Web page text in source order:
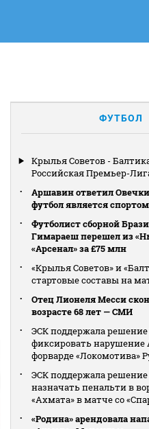
ФУТБОЛ
Крылья Советов -
Российская Премьер-
Аршавин ответил
футбол является
Футболист сборной
Гимараеш перешел из
«Арсенал» за £75 млн
«Крылья Советов» и
стартовые составы на
Отец Лионеля Месси
возрасте 68 лет — СМИ
ЭСК поддержала решение
фиксировать нарушение
форварде «Локомотива»
ЭСК поддержала
назначать пенальти в
«Ахмата» в матче со
«Родина» арендовала